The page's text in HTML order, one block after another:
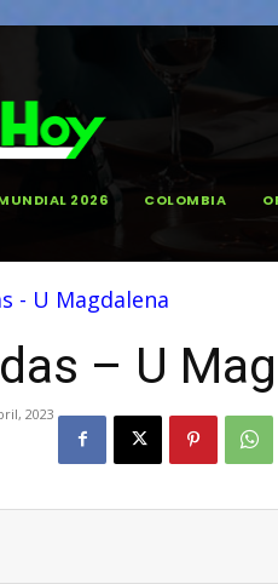
2026 COLOMBIA
- U Magdalena
– U
2023